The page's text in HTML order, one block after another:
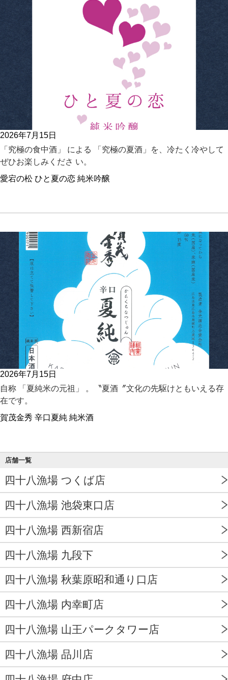
2026年7月15日
「究極の食中酒」 による 「究極の夏酒」を、冷たく冷やして
ぜひお楽しみくださ い。
愛宕の松 ひと夏の恋 純米吟醸
2026年7月15日
自称 「夏純米の元祖」 。〝夏酒〞文化の先駆けともいえる存
在です。
賀茂金秀 辛口夏純 純米酒
店舗一覧
四十八漁場 つくば店
四十八漁場 池袋東口店
四十八漁場 西新宿店
四十八漁場 九段下
四十八漁場 秋葉原昭和通り口店
四十八漁場 内幸町店
四十八漁場 山王パークタワー店
四十八漁場 品川店